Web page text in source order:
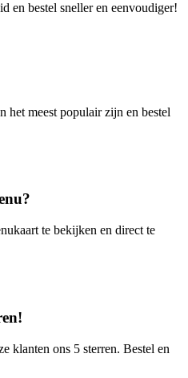
en bestel sneller en eenvoudiger!
het meest populair zijn en bestel
te bekijken en direct te
klanten ons 5 sterren. Bestel en